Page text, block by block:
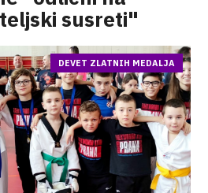
susreti"
DEVET ZLATNIH MEDALJA